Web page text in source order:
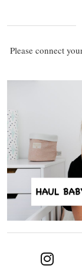
Please connect